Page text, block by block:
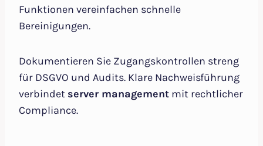
Funktionen vereinfachen schnelle
Bereinigungen.
Dokumentieren Sie Zugangskontrollen streng
für DSGVO und Audits. Klare Nachweisführung
verbindet server management mit rechtlicher
Compliance.